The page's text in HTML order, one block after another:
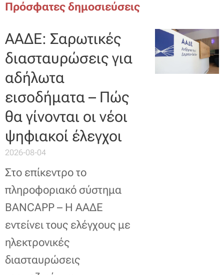
Πρόσφατες δημοσιεύσεις
ΑΑΔΕ: Σαρωτικές
διασταυρώσεις για
αδήλωτα
εισοδήματα – Πώς
θα γίνονται οι νέοι
ψηφιακοί έλεγχοι
2026-08-04
Στο επίκεντρο το
πληροφοριακό σύστημα
BANCAPP – Η ΑΑΔΕ
εντείνει τους ελέγχους με
ηλεκτρονικές
διασταυρώσεις